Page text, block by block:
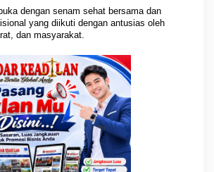
m
a
a
dengan senam sehat bersama dan
yang diikuti dengan antusias oleh
dan masyarakat.